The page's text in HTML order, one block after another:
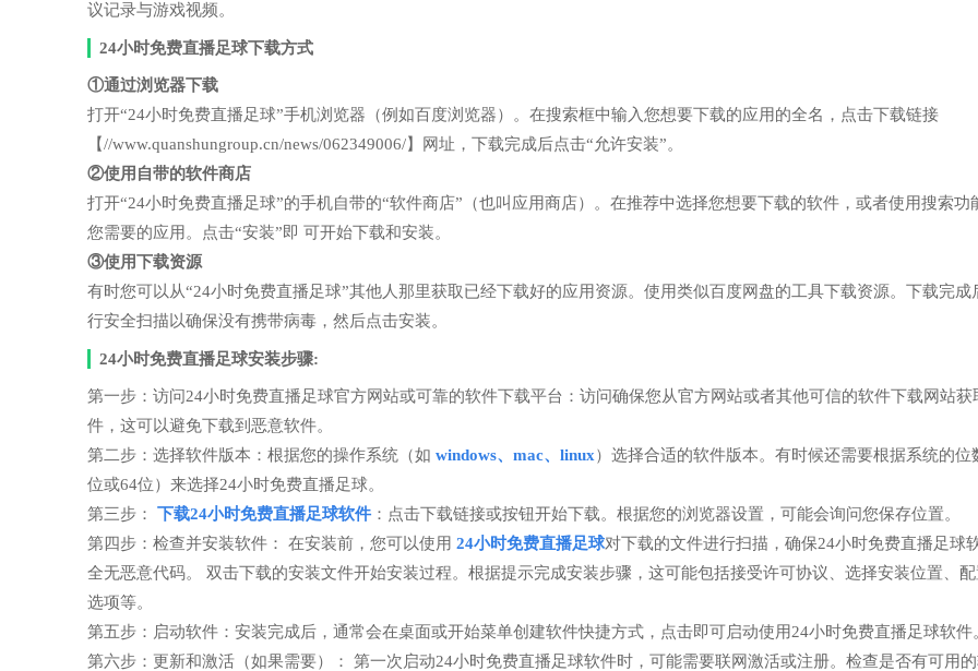
议记录与游戏视频。
24小时免费直播足球下载方式
①通过浏览器下载
打开“24小时免费直播足球”手机浏览器（例如百度浏览器）。在搜索框中输入您想要下载的应用的全名，点击下载链接
【//www.quanshungroup.cn/news/062349006/】网址，下载完成后点击“允许安装”。
②使用自带的软件商店
打开“24小时免费直播足球”的手机自带的“软件商店”（也叫应用商店）。在推荐中选择您想要下载的软件，或者使用搜索功
您需要的应用。点击“安装”即 可开始下载和安装。
③使用下载资源
有时您可以从“24小时免费直播足球”其他人那里获取已经下载好的应用资源。使用类似百度网盘的工具下载资源。下载完成
行安全扫描以确保没有携带病毒，然后点击安装。
24小时免费直播足球安装步骤:
第一步：访问24小时免费直播足球官方网站或可靠的软件下载平台：访问确保您从官方网站或者其他可信的软件下载网站获
件，这可以避免下载到恶意软件。
第二步：选择软件版本：根据您的操作系统（如 windows、mac、linux）选择合适的软件版本。有时候还需要根据系统的位
位或64位）来选择24小时免费直播足球。
第三步： 下载24小时免费直播足球软件 ：点击下载链接或按钮开始下载。根据您的浏览器设置，可能会询问您保存位置。
第四步：检查并安装软件： 在安装前，您可以使用 24小时免费直播足球对下载的文件进行扫描，确保24小时免费直播足球
全无恶意代码。 双击下载的安装文件开始安装过程。根据提示完成安装步骤，这可能包括接受许可协议、选择安装位置、
选项等。
第五步：启动软件：安装完成后，通常会在桌面或开始菜单创建软件快捷方式，点击即可启动使用24小时免费直播足球软件
第六步：更新和激活（如果需要）： 第一次启动24小时免费直播足球软件时，可能需要联网激活或注册。检查是否有可用